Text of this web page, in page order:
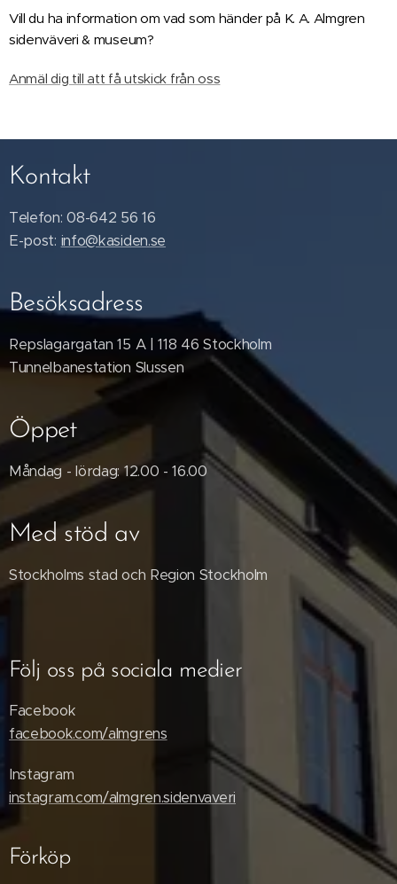
Vill du ha information om vad som händer på K. A. Almgren
sidenväveri & museum?
Anmäl dig till att få utskick från oss
Kontakt
Telefon: 08-642 56 16
E-post: info@kasiden.se
Besöksadress
Repslagargatan 15 A | 118 46 Stockholm
Tunnelbanestation Slussen
Öppet
Måndag - lördag: 12.00 - 16.00
Med stöd av
Stockholms stad och Region Stockholm
Följ oss på sociala medier
Facebook
facebook.com/almgrens
Instagram
instagram.com/almgren.sidenvaveri
Förköp